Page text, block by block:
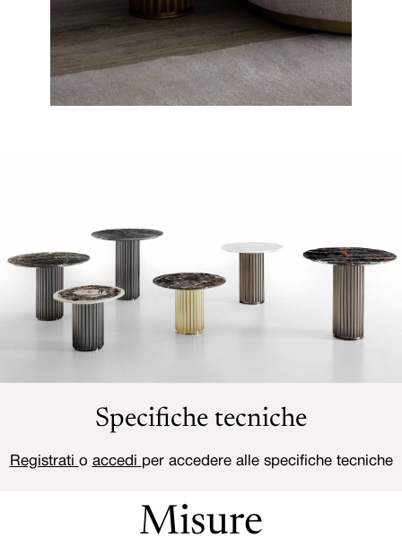
Specifiche tecniche
Registrati o accedi per accedere alle specifiche tecniche
Misure